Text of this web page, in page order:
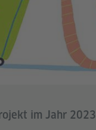
im Jahr 2023